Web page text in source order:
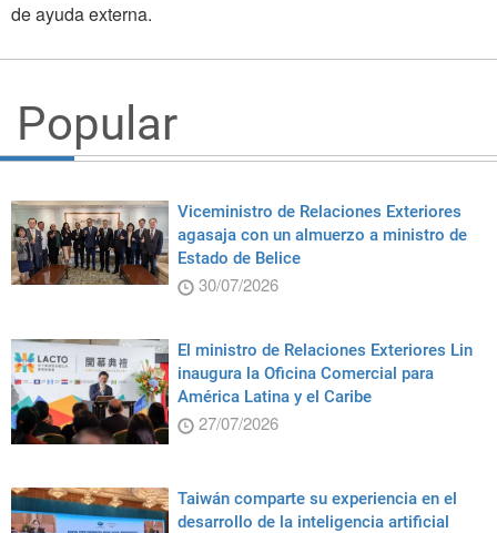
de ayuda externa.
Popular
Viceministro de Relaciones Exteriores
agasaja con un almuerzo a ministro de
Estado de Belice
30/07/2026
El ministro de Relaciones Exteriores Lin
inaugura la Oficina Comercial para
América Latina y el Caribe
27/07/2026
Taiwán comparte su experiencia en el
desarrollo de la inteligencia artificial